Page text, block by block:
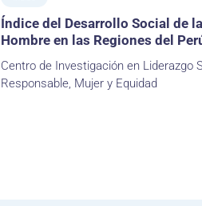
Índice del Desarrollo Social de
Hombre en las Regiones del
Centro de Investigación en Liderazgo
Responsable, Mujer y Equidad